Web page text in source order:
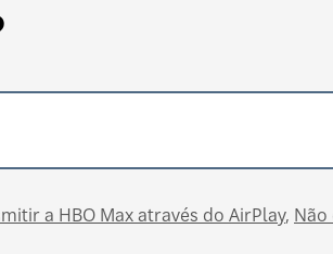
a HBO Max através do AirPlay Não